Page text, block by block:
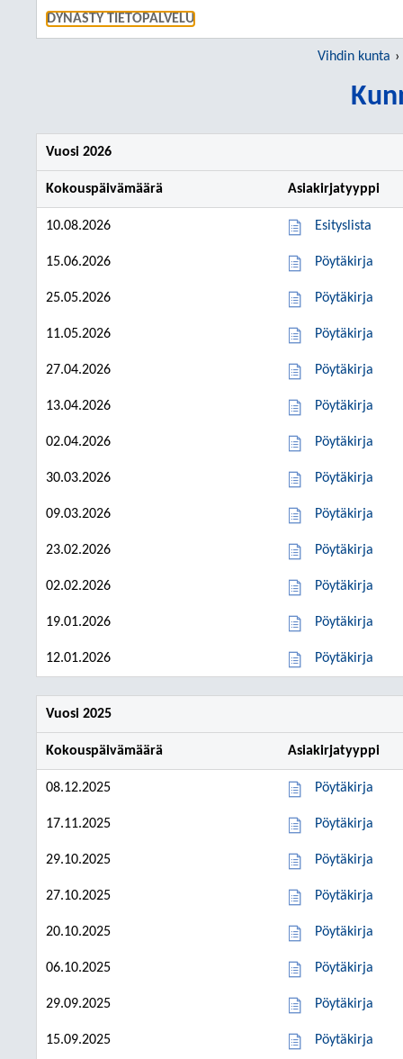
DYNASTY TIETOPALVELU
Vihdin kunta
Vuosi 2026
Kokouspäivämäärä Asiakirjatyyppi
10.08.2026 Esityslista
15.06.2026 Pöytäkirja
25.05.2026 Pöytäkirja
11.05.2026 Pöytäkirja
27.04.2026 Pöytäkirja
13.04.2026 Pöytäkirja
02.04.2026 Pöytäkirja
30.03.2026 Pöytäkirja
09.03.2026 Pöytäkirja
23.02.2026 Pöytäkirja
02.02.2026 Pöytäkirja
19.01.2026 Pöytäkirja
12.01.2026 Pöytäkirja
Vuosi 2025
Kokouspäivämäärä Asiakirjatyyppi
08.12.2025 Pöytäkirja
17.11.2025 Pöytäkirja
29.10.2025 Pöytäkirja
27.10.2025 Pöytäkirja
20.10.2025 Pöytäkirja
06.10.2025 Pöytäkirja
29.09.2025 Pöytäkirja
15.09.2025 Pöytäkirja